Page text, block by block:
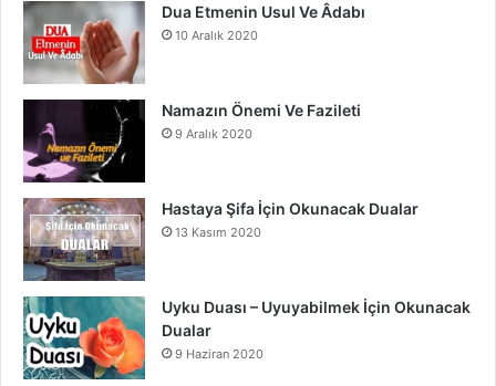
Dua Etmenin Usul Ve Âdabı
10 Aralık 2020
Namazın Önemi Ve Fazileti
9 Aralık 2020
Hastaya Şifa İçin Okunacak Dualar
13 Kasım 2020
Uyku Duası – Uyuyabilmek İçin Okunacak
Dualar
9 Haziran 2020